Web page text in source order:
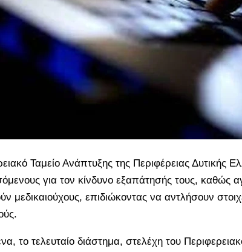
Ταμείο Ανάπτυξης της Περιφέρειας Δυτικής
για τον κίνδυνο εξαπάτησής τους, καθώς
μεδικαιούχους, επιδιώκοντας να αντλήσουν
το τελευταίο διάστημα, στελέχη του